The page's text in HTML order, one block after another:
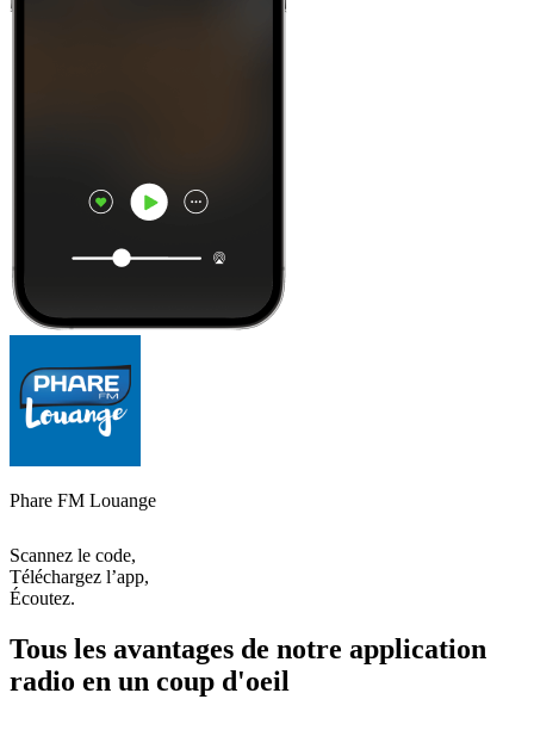
Phare FM Louange
Scannez le code,
Téléchargez l’app,
Écoutez.
Tous les avantages de notre application
radio en un coup d'oeil